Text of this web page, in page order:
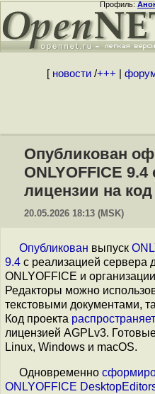
Профиль:
[ новости/+++
Опубликован
ONLYOFFICE
лицензии на код
20.05.2026 18:13 (MSK)
Опубликован выпуск
9.4 с реализацией сервера
ONLYOFFICE и
Редакторы можно
текстовыми документами,
Код проекта
лицензией AGPLv3.
Linux, Windows и macOS.
Одновременно
ONLYOFFICE